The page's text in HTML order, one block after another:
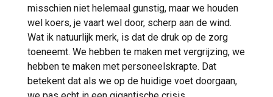
misschien niet helemaal gunstig, maar we houden
wel koers, je vaart wel door, scherp aan de wind.
Wat ik natuurlijk merk, is dat de druk op de zorg
toeneemt. We hebben te maken met vergrijzing, we
hebben te maken met personeelskrapte. Dat
betekent dat als we op de huidige voet doorgaan,